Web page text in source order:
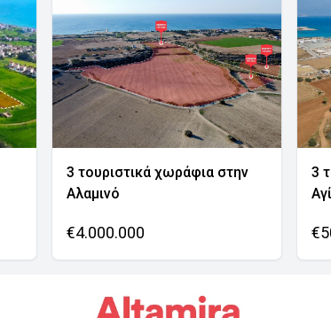
3 τουριστικά χωράφια στην
Αλαμινό
€4.000.000
3